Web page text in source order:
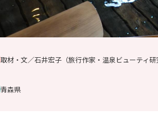
取材・文／石井宏子（旅行作家・温泉ビューティ研
青森県